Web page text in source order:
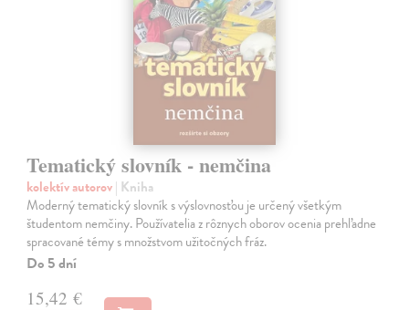
Tematický slovník - nemčina
kolektív autorov| Kniha
Moderný tematický slovník s výslovnosťou je určený všetkým
študentom nemčiny. Používatelia z rôznych oborov ocenia prehľadne
spracované témy s množstvom užitočných fráz.
Do 5 dní
15,42 €